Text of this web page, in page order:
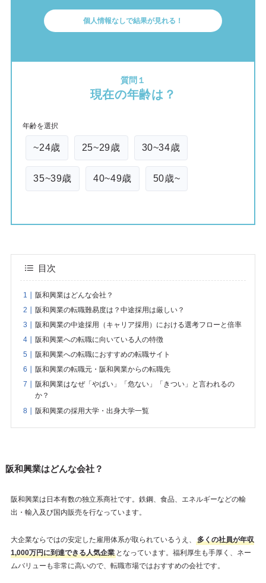
個人情報なしで結果が見れる！
質問１
現在の年齢は？
年齢を選択
~24歳 25~29歳 30~34歳
35~39歳 40~49歳 50歳~
目次
阪和興業はどんな会社？
阪和興業の転職難易度は？中途採用は厳しい？
阪和興業の中途採用（キャリア採用）における選考フローと倍率
阪和興業への転職に向いている人の特徴
阪和興業への転職におすすめの転職サイト
阪和興業の転職元・阪和興業からの転職先
阪和興業はなぜ「やばい」「危ない」「きつい」と言われるの
か？
阪和興業の採用大学・出身大学一覧
阪和興業はどんな会社？
阪和興業は日本有数の独立系商社です。鉄鋼、食品、エネルギーなどの輸
出・輸入及び国内販売を行なっています。
大企業ならではの安定した雇用体系が取られているうえ、
多くの社員が年収
1,000万円に到達できる人気企業となっています。福利厚生も手厚く、ネー
ムバリューも非常に高いので、転職市場ではおすすめの会社です。